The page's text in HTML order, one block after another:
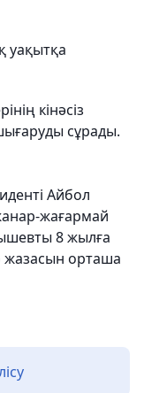
уақытқа
кінәсіз
сұрады.
Айбол
жағармай
8 жылға
орташа